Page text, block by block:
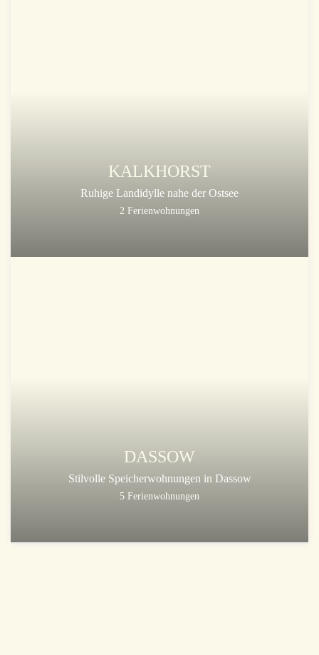
KALKHORST
Ruhige Landidylle nahe der Ostsee
2 Ferienwohnungen
DASSOW
Stilvolle Speicherwohnungen in Dassow
5 Ferienwohnungen